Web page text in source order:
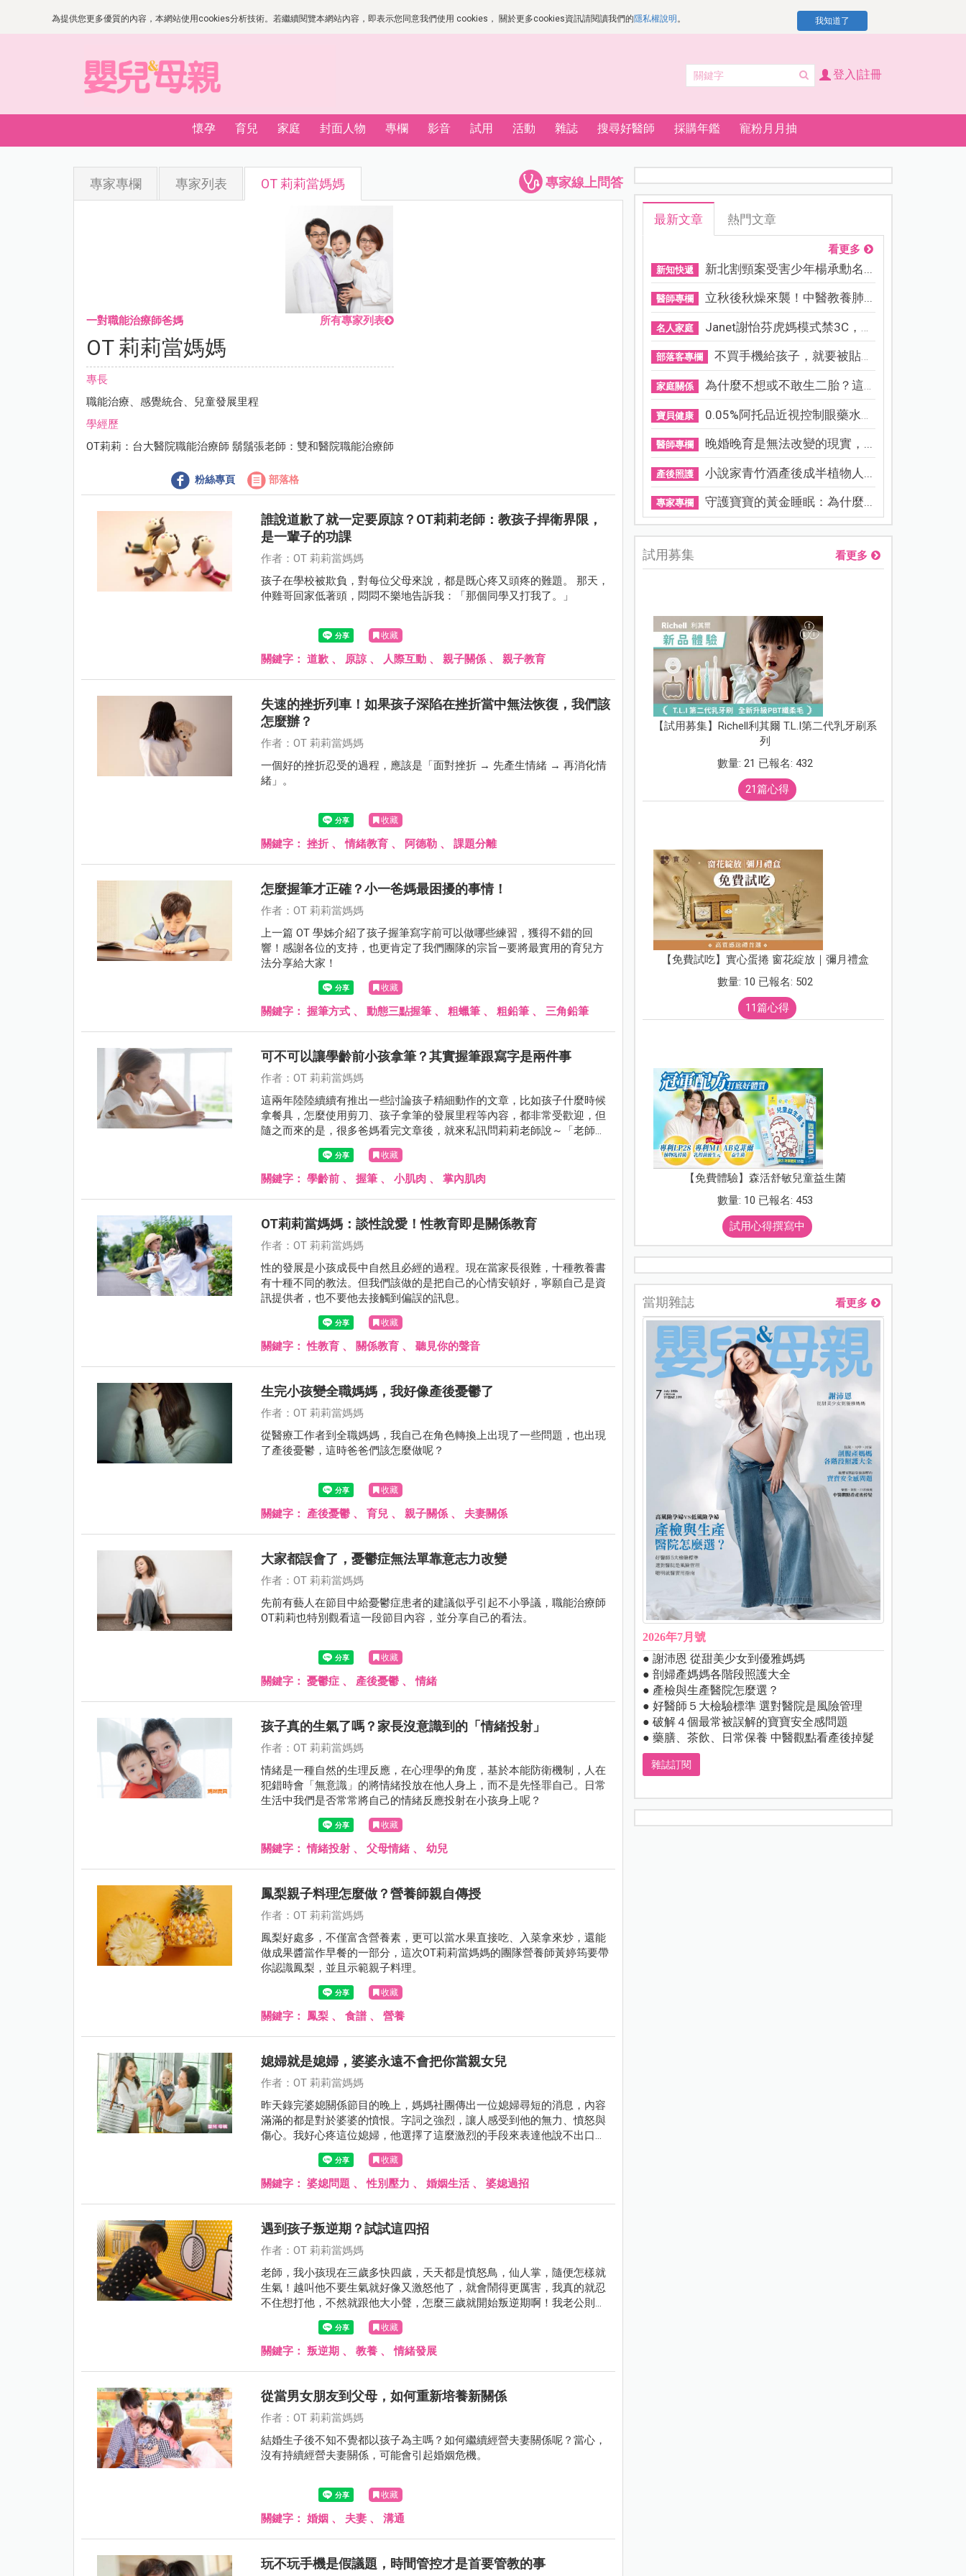
為提供您更多優質的內容，本網站使用cookies分析技術。若繼續閱覽本網站內容，即表示您同意我們使用 cookies， 關於更多cookies資訊請閱讀我們的隱私權說明 。 我知道了
登入|註冊
懷孕 育兒 家庭 封面人物 專欄 影音 試用 活動 雜誌 搜尋好醫師 採購年鑑 寵粉月月抽
專家線上問答
專家專欄 專家列表 OT 莉莉當媽媽
一對職能治療師爸媽 所有專家列表
OT 莉莉當媽媽
專長
職能治療、感覺統合、兒童發展里程
學經歷
OT莉莉：台大醫院職能治療師 鬍鬚張老師：雙和醫院職能治療師
粉絲專頁 部落格
誰說道歉了就一定要原諒？OT莉莉老師：教孩子捍衛界限，
是一輩子的功課
作者：OT 莉莉當媽媽
孩子在學校被欺負，對每位父母來說，都是既心疼又頭疼的難題。 那天，
仲雞哥回家低著頭，悶悶不樂地告訴我：「那個同學又打我了。」
收藏
關鍵字： 道歉 、 原諒 、 人際互動 、 親子關係 、 親子教育
失速的挫折列車！如果孩子深陷在挫折當中無法恢復，我們該
怎麼辦？
作者：OT 莉莉當媽媽
一個好的挫折忍受的過程，應該是「面對挫折 → 先產生情緒 → 再消化情
緒」。
收藏
關鍵字： 挫折 、情緒教育 、 阿德勒 、 課題分離
怎麼握筆才正確？小一爸媽最困擾的事情！
作者：OT 莉莉當媽媽
上一篇 OT 學姊介紹了孩子握筆寫字前可以做哪些練習，獲得不錯的回
響！感謝各位的支持，也更肯定了我們團隊的宗旨—要將最實用的育兒方
法分享給大家！
收藏
關鍵字： 握筆方式 、 動態三點握筆 、 粗蠟筆 、 粗鉛筆 、 三角鉛筆
可不可以讓學齡前小孩拿筆？其實握筆跟寫字是兩件事
作者：OT 莉莉當媽媽
這兩年陸陸續續有推出一些討論孩子精細動作的文章，比如孩子什麼時候
拿餐具，怎麼使用剪刀、孩子拿筆的發展里程等內容，都非常受歡迎，但
隨之而來的是，很多爸媽看完文章後，就來私訊問莉莉老師說～「老師，
你說不要給三四歲以下的小朋友拿筆寫字，可是，我小孩他兩歲就很會拿
各種筆來畫了耶，我看他畫出來的線條也很飽滿啊，那我到底要不要把他
的筆搶走啊，我也很擔心老師你說的小肌肉還沒發展好會用到錯誤的肌肉
收藏
關鍵字： 學齡前 、 握筆 、 小肌肉 、 掌內肌肉
OT莉莉當媽媽：談性說愛！性教育即是關係教育
作者：OT 莉莉當媽媽
性的發展是小孩成長中自然且必經的過程。現在當家長很難，十種教養書
有十種不同的教法。但我們該做的是把自己的心情安頓好，寧願自己是資
訊提供者，也不要他去接觸到偏誤的訊息。
收藏
關鍵字：性教育 、 關係教育 、 聽見你的聲音
生完小孩變全職媽媽，我好像產後憂鬱了
作者：OT 莉莉當媽媽
從醫療工作者到全職媽媽，我自己在角色轉換上出現了一些問題，也出現
了產後憂鬱，這時爸爸們該怎麼做呢？
收藏
關鍵字： 產後憂鬱 、 育兒 、 親子關係 、 夫妻關係
大家都誤會了，憂鬱症無法單靠意志力改變
作者：OT 莉莉當媽媽
先前有藝人在節目中給憂鬱症患者的建議似乎引起不小爭議，職能治療師
OT莉莉也特別觀看這一段節目內容，並分享自己的看法。
收藏
關鍵字： 憂鬱症 、 產後憂鬱 、情緒
孩子真的生氣了嗎？家長沒意識到的「情緒投射」
作者：OT 莉莉當媽媽
情緒是一種自然的生理反應，在心理學的角度，基於本能防衛機制，人在
犯錯時會「無意識」的將情緒投放在他人身上，而不是先怪罪自己。日常
生活中我們是否常常將自己的情緒反應投射在小孩身上呢？
收藏
關鍵字：情緒投射 、 父母情緒 、 幼兒
鳳梨親子料理怎麼做？營養師親自傳授
作者：OT 莉莉當媽媽
鳳梨好處多，不僅富含營養素，更可以當水果直接吃、入菜拿來炒，還能
做成果醬當作早餐的一部分，這次OT莉莉當媽媽的團隊營養師黃婷筠要帶
你認識鳳梨，並且示範親子料理。
收藏
關鍵字： 鳳梨 、 食譜 、 營養
媳婦就是媳婦，婆婆永遠不會把你當親女兒
作者：OT 莉莉當媽媽
昨天錄完婆媳關係節目的晚上，媽媽社團傳出一位媳婦尋短的消息，內容
滿滿的都是對於婆婆的憤恨。字詞之強烈，讓人感受到他的無力、憤怒與
傷心。我好心疼這位媳婦，他選擇了這麼激烈的手段來表達他說不出口的
情緒。親愛的每一個妳，把自己照顧好，好嗎?
收藏
關鍵字： 婆媳問題 、性別壓力 、 婚姻生活、 婆媳過招
遇到孩子叛逆期？試試這四招
作者：OT 莉莉當媽媽
老師，我小孩現在三歲多快四歲，天天都是憤怒鳥，仙人掌，隨便怎樣就
生氣！越叫他不要生氣就好像又激怒他了，就會鬧得更厲害，我真的就忍
不住想打他，不然就跟他大小聲，怎麼三歲就開始叛逆期啊！我老公則是
很兇的兇回去，我就看他們大小聲，也覺得這樣不是辦法，我的小孩怎麼
現在就這樣子了啊?
收藏
關鍵字： 叛逆期 、 教養 、情緒發展
從當男女朋友到父母，如何重新培養新關係
作者：OT 莉莉當媽媽
結婚生子後不知不覺都以孩子為主嗎？如何繼續經營夫妻關係呢？當心，
沒有持續經營夫妻關係，可能會引起婚姻危機。
收藏
關鍵字： 婚姻 、 夫妻 、 溝通
玩不玩手機是假議題，時間管控才是首要管教的事
最新文章 熱門文章
看更多
新知快遞 新北割頸案受害少年楊承勳名...
醫師專欄 立秋後秋燥來襲！中醫教養肺...
名人家庭 Janet謝怡芬虎媽模式禁3C，看...
部落客專欄 不買手機給孩子，就要被貼「...
家庭關係 為什麼不想或不敢生二胎？這8...
寶貝健康 0.05%阿托品近視控制眼藥水納...
醫師專欄 晚婚晚育是無法改變的現實，...
產後照護 小說家青竹酒產後成半植物人...
專家專欄 守護寶寶的黃金睡眠：為什麼...
試用募集 看更多
【試用募集】Richell利其爾 T.L.I第二代乳牙刷系
列
數量: 21 已報名: 432
21篇心得
【免費試吃】實心蛋捲 窗花綻放｜彌月禮盒
數量: 10 已報名: 502
11篇心得
【免費體驗】森活舒敏兒童益生菌
數量: 10 已報名: 453
試用心得撰寫中
當期雜誌 看更多
2026年7月號
● 謝沛恩 從甜美少女到優雅媽媽
● 剖婦產媽媽各階段照護大全
● 產檢與生產醫院怎麼選？
● 好醫師５大檢驗標準 選對醫院是風險管理
● 破解４個最常被誤解的寶寶安全感問題
● 藥膳、茶飲、日常保養 中醫觀點看產後掉髮
雜誌訂閱